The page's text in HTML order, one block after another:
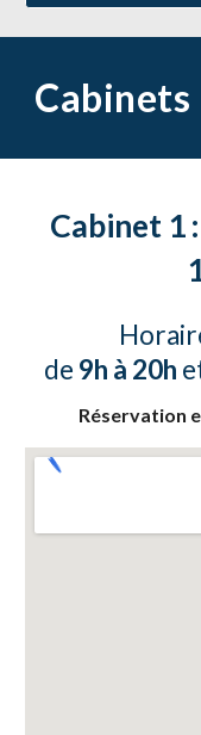
Cabinets
Cabinet 1 :
de 9h à 20h
Réservation